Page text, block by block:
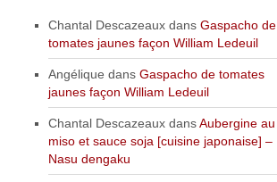
Chantal Descazeaux dansGaspacho de
tomates jaunes façon William Ledeuil
Angélique dansGaspacho de tomates
jaunes façon William Ledeuil
Chantal Descazeaux dansAubergine au
miso et sauce soja [cuisine japonaise] –
Nasu dengaku